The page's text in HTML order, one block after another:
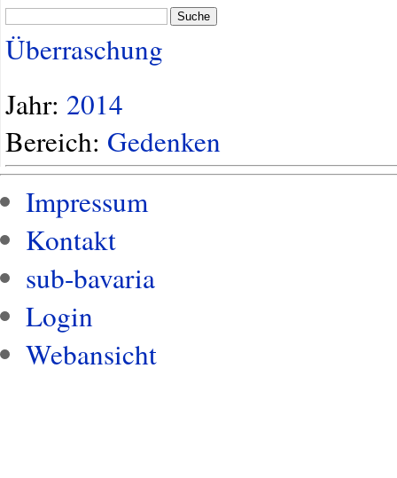
Suche
Überraschung
Jahr: 2014
Bereich: Gedenken
Impressum
Kontakt
sub-bavaria
Login
Webansicht